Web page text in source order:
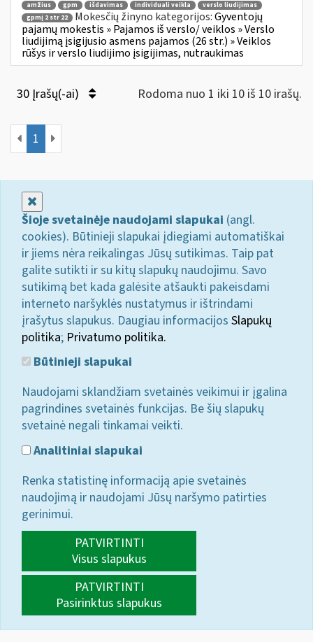
amžius gpm išdavimas individuali veikla
verslo liudijimas
gpmį 2 str 22
Mokesčių žinyno kategorijos:Gyventojų
pajamų mokestis » Pajamos iš verslo/ veiklos » Verslo
liudijimą įsigijusio asmens pajamos (26 str.) » Veiklos
rūšys ir verslo liudijimo įsigijimas, nutraukimas
30 Įrašų(-ai) Rodoma nuo 1 iki 10 iš 10 irašų.
1
Šioje svetainėje naudojami slapukai (angl.
cookies). Būtinieji slapukai įdiegiami automatiškai
ir jiems nėra reikalingas Jūsų sutikimas. Taip pat
galite sutikti ir su kitų slapukų naudojimu. Savo
sutikimą bet kada galėsite atšaukti pakeisdami
interneto naršyklės nustatymus ir ištrindami
įrašytus slapukus. Daugiau informacijos Slapukų
politika; Privatumo politika.
Būtinieji slapukai
Naudojami sklandžiam svetainės veikimui ir įgalina
pagrindines svetainės funkcijas. Be šių slapukų
svetainė negali tinkamai veikti.
Analitiniai slapukai
Renka statistinę informaciją apie svetainės
naudojimą ir naudojami Jūsų naršymo patirties
gerinimui.
PATVIRTINTI
Visus slapukus
PATVIRTINTI
Pasirinktus slapukus